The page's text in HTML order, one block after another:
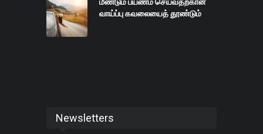
வாய்ப்பு கவலையைத் தூண்டும்
Newsletters